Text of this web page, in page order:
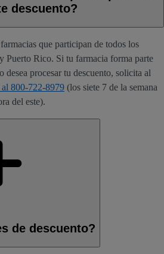
descuento?
que participan de todos los
Puerto Rico. Si tu farmacia forma parte
desea procesar tu descuento, solicita al
al 800-722-8979 (los siete 7 de la semana
del este).
de descuento?